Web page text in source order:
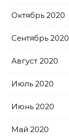
Октябрь 2020
Сентябрь 2020
Август 2020
Июль 2020
Июнь 2020
Май 2020